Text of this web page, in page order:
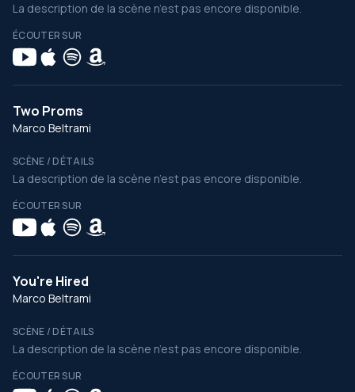
La description de la scène n’est pas encore disponible.
ÉCOUTER SUR
Two Proms
Marco Beltrami
SCÈNE / DÉTAILS
La description de la scène n’est pas encore disponible.
ÉCOUTER SUR
You're Hired
Marco Beltrami
SCÈNE / DÉTAILS
La description de la scène n’est pas encore disponible.
ÉCOUTER SUR